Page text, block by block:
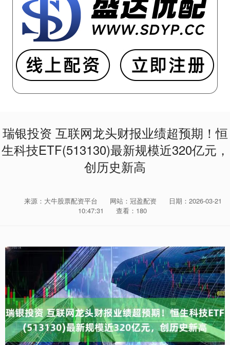
瑞银投资 互联网龙头财报业绩超预期！恒
生科技ETF(513130)最新规模近320亿元，
创历史新高
来源：大牛股票配资平台 网站：冠盈配资
日期：2026-03-21
10:47:31
查看：180